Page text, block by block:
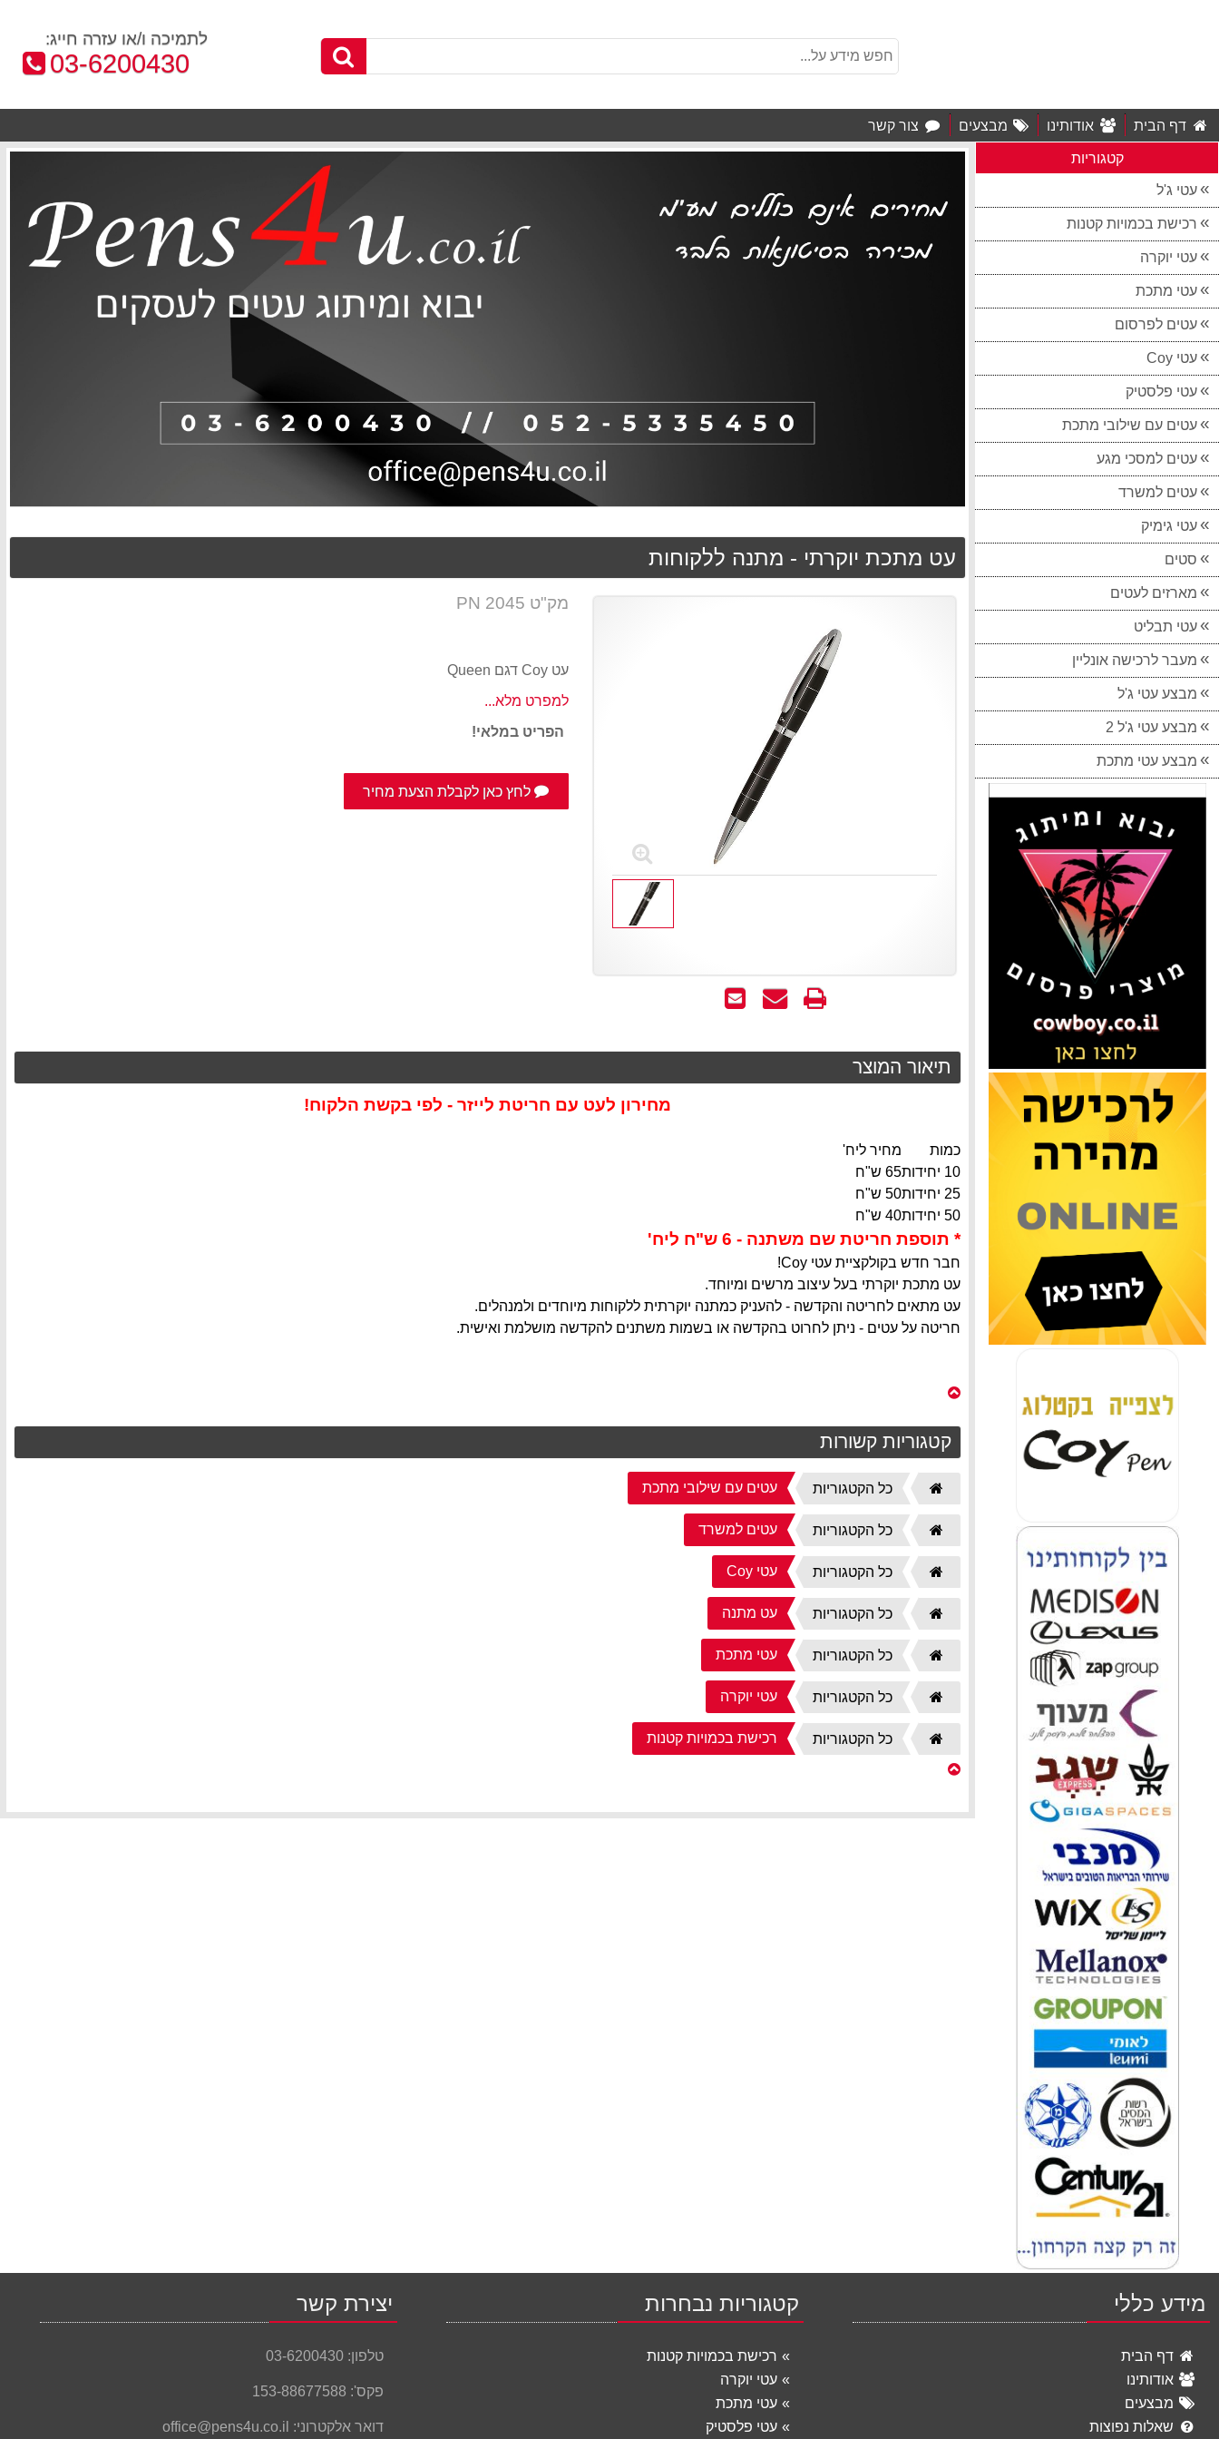
לתמיכה ו/או עזרה חייג:
טלפון:
03-6200430
דף הבית אודותינו מבצעים צור קשר
קטגוריות
עטי ג'ל
רכישת בכמויות קטנות
עטי יוקרה
עטי מתכת
עטים לפרסום
עטי Coy
עטי פלסטיק
עטים עם שילובי מתכת
עטים למסכי מגע
עטים למשרד
עטי גימיק
סטים
מארזים לעטים
עטי תבליט
מעבר לרכישה אונליין
מבצע עטי ג'ל
מבצע עטי ג'ל 2
מבצע עטי מתכת
עט מתכת יוקרתי - מתנה ללקוחות
שלח
שאל
המוצר
הדפס
מק"ט PN 2045
עט Coy דגם Queen
למפרט מלא...
הפריט במלאי!
לחץ כאן לקבלת הצעת מחיר
תיאור המוצר
מחירון לעט עם חריטת לייזר - לפי בקשת הלקוח!
כמות
מחיר ליח'
10 יחידות
65 ש"ח
25 יחידות
50 ש"ח
50 יחידות
40 ש"ח
* תוספת חריטת שם משתנה - 6 ש"ח ליח'
חבר חדש בקולקציית עטי Coy!
עט מתכת יוקרתי בעל עיצוב מרשים ומיוחד.
עט מתאים לחריטה והקדשה - להעניק כמתנה יוקרתית ללקוחות מיוחדים ולמנהלים.
חריטה על עטים - ניתן לחרוט בהקדשה או בשמות משתנים להקדשה מושלמת ואישית.
קטגוריות קשורות
דף
הבית
כל הקטגוריות עטים עם שילובי מתכת
דף
הבית
כל הקטגוריות עטים למשרד
דף
הבית
כל הקטגוריות עטי Coy
דף
הבית
כל הקטגוריות עט מתנה
דף
הבית
כל הקטגוריות עטי מתכת
דף
הבית
כל הקטגוריות עטי יוקרה
דף
הבית
כל הקטגוריות רכישת בכמויות קטנות
מידע כללי
דף הבית
אודותינו
מבצעים
שאלות נפוצות
קטגוריות נבחרות
רכישת בכמויות קטנות
עטי יוקרה
עטי מתכת
עטי פלסטיק
יצירת קשר
טלפון: 03-6200430
פקס': 153-88677588
דואר אלקטרוני: office@pens4u.co.il